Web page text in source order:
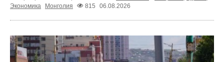
Экономика
Монголия 815 06.08.2026